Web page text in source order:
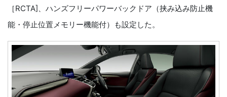
［RCTA]、ハンズフリーパワーバックドア（挟み込み防止機
能・停止位置メモリー機能付）も設定した。